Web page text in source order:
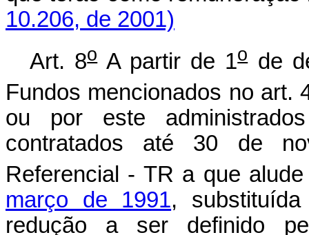
10.206, de 2001)
Art. 8oA partir de 1ode
Fundos mencionados no art.
ou por este
contratados até 30 de
Referencial - TR a que
março de 1991,
redução a ser definido